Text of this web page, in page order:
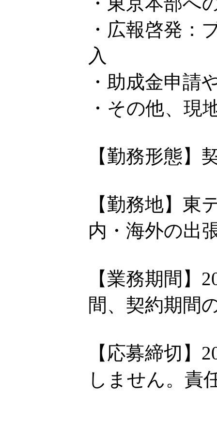
・広報啓発：
入
・助成金申請
・その他、現
【勤務形態】
【勤務地】
内・海外の出
【業務期間】
間、契約期間
【応募締切】
しません。責